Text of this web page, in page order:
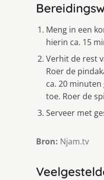
Meng in een
hierin ca. 15
Verhit de rest
Roer de
ca. 20
toe. Roer de
Serveer met
Bron: Njam.tv